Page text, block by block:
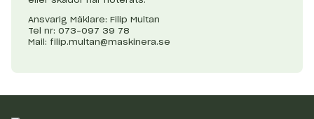
Ansvarig Mäklare: Filip Multan
Tel nr: 073-097 39 78
Mail: filip.multan@maskinera.se